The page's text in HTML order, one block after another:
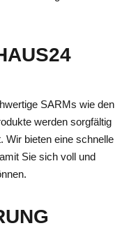
SARMs wie den
werden sorgfältig
Wir bieten eine schnelle
Sie sich voll und